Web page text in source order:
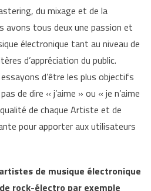
du mixage et de la
tous deux une passion et
électronique tant au niveau de
d’appréciation du public.
d’être les plus objectifs
de dire « j’aime » ou « je n’aime
de chaque Artiste et de
pour apporter aux utilisateurs
de musique électronique
rock-électro par exemple